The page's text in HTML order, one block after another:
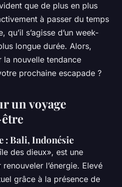
que de plus en plus
à passer du temps
qu’il s’agisse d’un week-
longue durée. Alors,
la nouvelle tendance
prochaine escapade ?
un voyage
: Bali, Indonésie
des dieux», est une
l’énergie. Elevé
grâce à la présence de